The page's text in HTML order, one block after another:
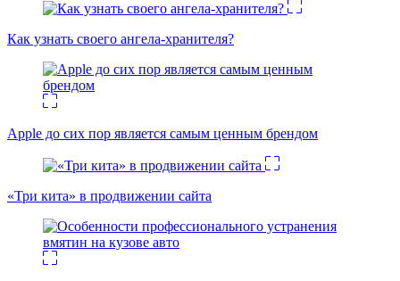
Как узнать своего ангела-хранителя?
Apple до сих пор является самым ценным брендом
«Три кита» в продвижении сайта